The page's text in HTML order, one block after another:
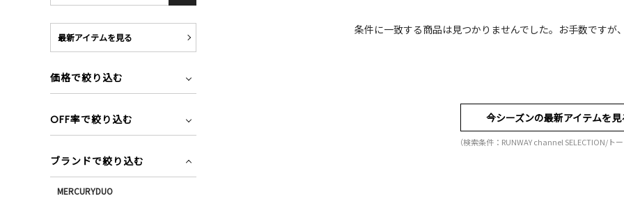
条件に一致する商品は見つかりませんでした。お手数ですが
今シーズンの最新アイテムを見
（検索条件：RUNWAY channel SELECTION/トー
最新アイテムを見る
価格で絞り込む
OFF率で絞り込む
ブランドで絞り込む
MERCURYDUO